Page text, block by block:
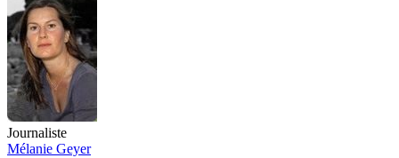
Journaliste
Mélanie Geyer